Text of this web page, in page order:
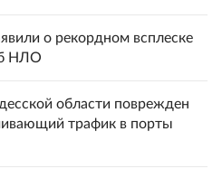
о рекордном всплеске
НЛО
области поврежден
трафик в порты